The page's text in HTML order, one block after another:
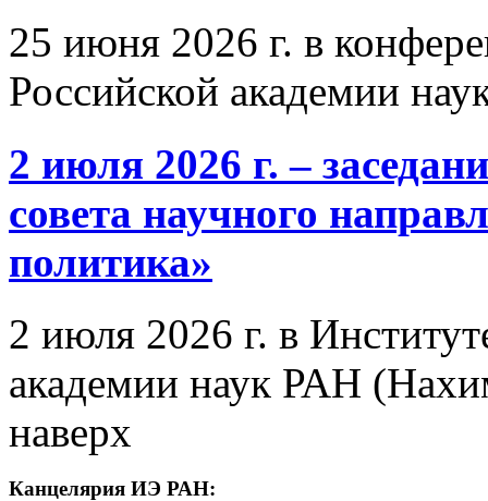
25 июня 2026 г. в
Российской академии
2 июля 2026 г. –
совета научного
политика»
2 июля 2026 г. в
академии наук РАН
наверх
Канцелярия ИЭ РАН: